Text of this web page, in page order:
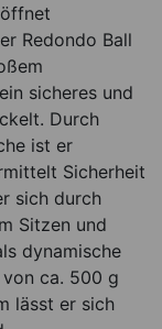
Redondo Ball
sicheres und
Durch
ist er
Sicherheit
sich durch
Sitzen und
dynamische
ca. 500 g
lässt er sich